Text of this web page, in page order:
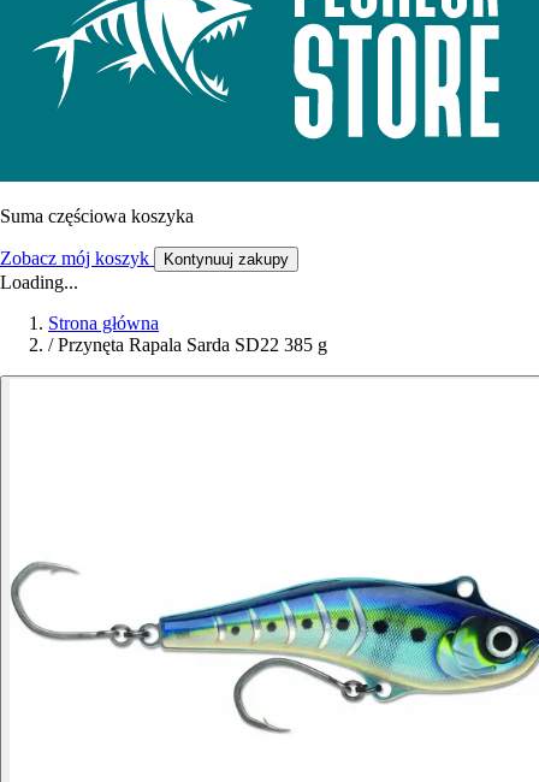
Suma częściowa koszyka
Zobacz mój koszyk Kontynuuj zakupy
Loading...
Strona główna
/ Przynęta Rapala Sarda SD22 385 g